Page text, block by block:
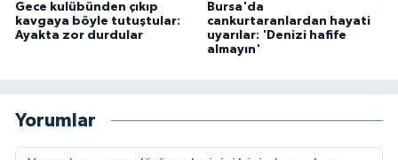
Gece kulübünden çıkıp
kavgaya böyle tutuştular:
Ayakta zor durdular
Bursa'da
cankurtaranlardan hayati
uyarılar: 'Denizi hafife
almayın'
Yorumlar